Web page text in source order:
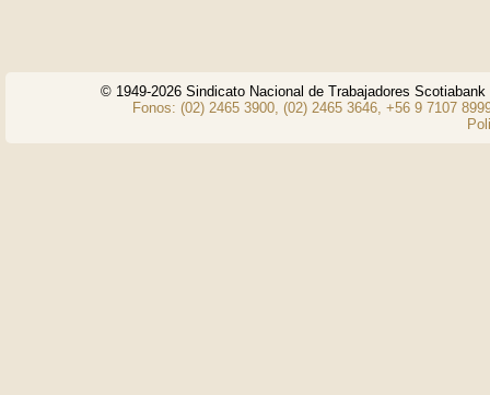
© 1949-2026 Sindicato Nacional de Trabajadores
Fonos: (02) 2465 3900, (02) 2465 3646, +56 9 7107